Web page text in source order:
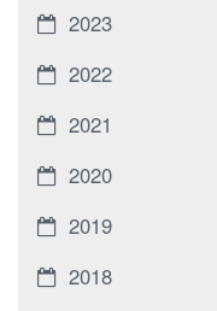
2023
2022
2021
2020
2019
2018